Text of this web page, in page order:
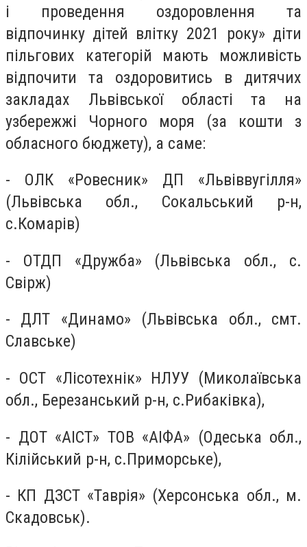
і проведення оздоровлення та
відпочинку дітей влітку 2021 року» діти
пільгових категорій мають можливість
відпочити та оздоровитись в дитячих
закладах Львівської області та на
узбережжі Чорного моря (за кошти з
обласного бюджету), а саме:
- ОЛК «Ровесник» ДП «Львіввугілля»
(Львівська обл., Сокальський р-н,
с.Комарів)
- ОТДП «Дружба» (Львівська обл., с.
Свірж)
- ДЛТ «Динамо» (Львівська обл., смт.
Славське)
- ОСТ «Лісотехнік» НЛУУ (Миколаївська
обл., Березанський р-н, с.Рибаківка),
- ДОТ «АІСТ» ТОВ «АІФА» (Одеська обл.,
Кілійський р-н, с.Приморське),
- КП ДЗСТ «Таврія» (Херсонська обл., м.
Скадовськ).